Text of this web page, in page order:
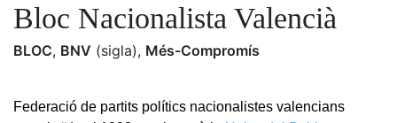
Bloc Nacionalista Valencià
BLOC, BNV (sigla), Més-Compromís
Federació de partits polítics nacionalistes valencians